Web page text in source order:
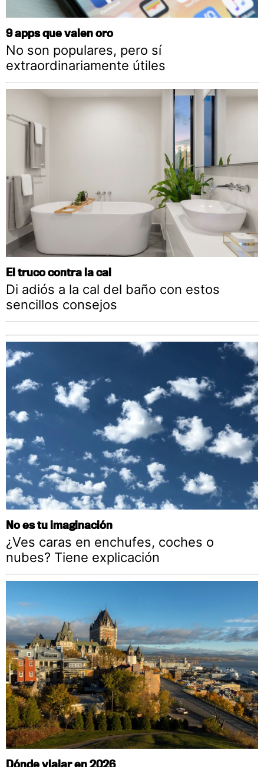
9 apps que valen oro
No son populares, pero sí
extraordinariamente útiles
El truco contra la cal
Di adiós a la cal del baño con estos
sencillos consejos
No es tu imaginación
¿Ves caras en enchufes, coches o
nubes? Tiene explicación
Dónde viajar en 2026